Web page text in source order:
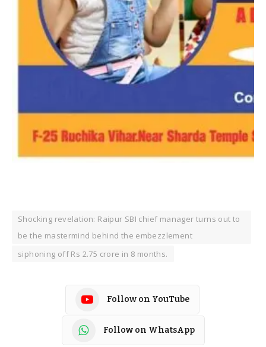
Shocking revelation: Raipur SBI chief manager turns out to
be the mastermind behind the embezzlement
siphoning off Rs 2.75 crore in 8 months.
Follow on YouTube
Follow on WhatsApp